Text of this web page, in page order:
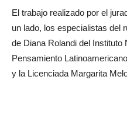
El trabajo realizado por el
un lado, los especialistas del
de Diana Rolandi del Instituto
Pensamiento
y la Licenciada Margarita